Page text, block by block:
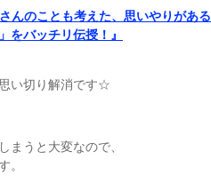
んのことも考えた、思いやりがある
をバッチリ伝授！』
い切り解消です☆
うと大変なので、
。